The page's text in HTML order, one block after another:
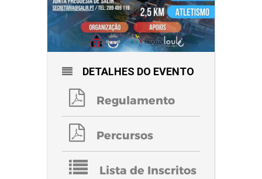
DETALHES DO EVENTO
Regulamento
Percursos
Lista de Inscritos